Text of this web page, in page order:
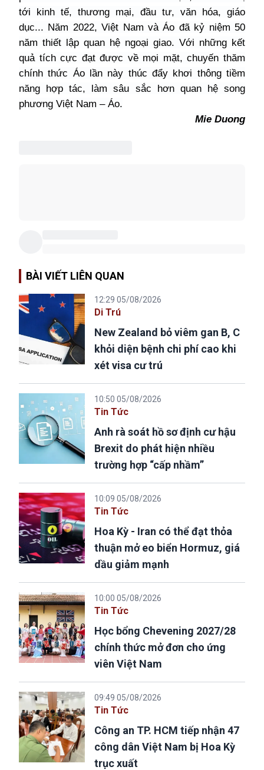
tới kinh tế, thương mại, đầu tư, văn hóa, giáo
dục... Năm 2022, Việt Nam và Áo đã kỷ niệm 50
năm thiết lập quan hệ ngoại giao. Với những kết
quả tích cực đạt được về mọi mặt, chuyến thăm
chính thức Áo lần này thúc đẩy khơi thông tiềm
năng hợp tác, làm sâu sắc hơn quan hệ song
phương Việt Nam – Áo.
Mie Duong
BÀI VIẾT LIÊN QUAN
12:29 05/08/2026
Di Trú
New Zealand bỏ viêm gan B, C
khỏi diện bệnh chi phí cao khi
xét visa cư trú
10:50 05/08/2026
Tin Tức
Anh rà soát hồ sơ định cư hậu
Brexit do phát hiện nhiều
trường hợp “cấp nhầm”
10:09 05/08/2026
Tin Tức
Hoa Kỳ - Iran có thể đạt thỏa
thuận mở eo biển Hormuz, giá
dầu giảm mạnh
10:00 05/08/2026
Tin Tức
Học bổng Chevening 2027/28
chính thức mở đơn cho ứng
viên Việt Nam
09:49 05/08/2026
Tin Tức
Công an TP. HCM tiếp nhận 47
công dân Việt Nam bị Hoa Kỳ
trục xuất